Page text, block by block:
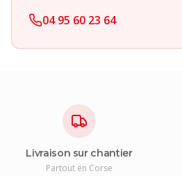
04 95 60 23 64
Livraison sur chantier
Partout en Corse